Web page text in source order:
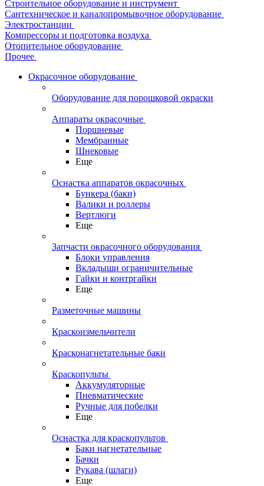
Строительное оборудование и инструмент
Сантехническое и каналопромывочное оборудование
Электростанции
Компрессоры и подготовка воздуха
Отопительное оборудование
Прочее
Окрасочное оборудование
Оборудование для порошковой окраски
Аппараты окрасочные
Поршневые
Мембранные
Шнековые
Еще
Оснастка аппаратов окрасочных
Бункера (баки)
Валики и роллеры
Вертлюги
Еще
Запчасти окрасочного оборудования
Блоки управления
Вкладыши ограничительные
Гайки и контргайки
Еще
Разметочные машины
Краскоизмельчители
Красконагнетательные баки
Краскопульты
Аккумуляторные
Пневматические
Ручные для побелки
Еще
Оснастка для краскопультов
Баки нагнетательные
Бачки
Рукава (шлаги)
Еще